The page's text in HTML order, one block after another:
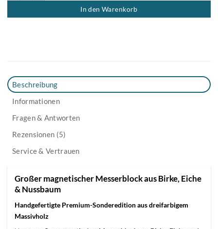
In den Warenkorb
Beschreibung
Informationen
Fragen & Antworten
Rezensionen (5)
Service & Vertrauen
Großer magnetischer Messerblock aus Birke, Eiche
& Nussbaum
Handgefertigte Premium-Sonderedition aus dreifarbigem
Massivholz